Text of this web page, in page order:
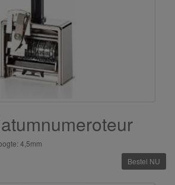
4,5mm
Bestel NU